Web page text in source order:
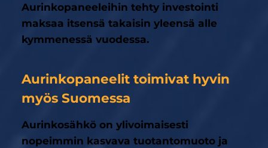
Aurinkopaneeleihin tehty investointi
maksaa itsensä takaisin yleensä alle
kymmenessä vuodessa.
Aurinkopaneelit toimivat hyvin
myös Suomessa
Aurinkosähkö on ylivoimaisesti
nopeimmin kasvava tuotantomuoto ja